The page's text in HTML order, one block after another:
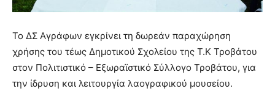
Το ΔΣ Αγράφων εγκρίνει τη δωρεάν παραχώρηση
χρήσης του τέως Δημοτικού Σχολείου της Τ.Κ Τροβάτου
στον Πολιτιστικό – Εξωραϊστικό Σύλλογο Τροβάτου, για
την ίδρυση και λειτουργία λαογραφικού μουσείου.